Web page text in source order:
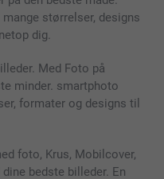
størrelser, designs
dig.
Med Foto på
minder. smartphoto
formater og designs til
foto, Krus, Mobilcover,
bedste billeder. En